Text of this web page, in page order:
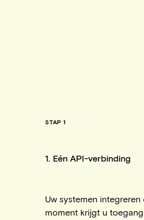
STAP 1
1. Eén API-verbinding
Uw systemen
moment krijgt u